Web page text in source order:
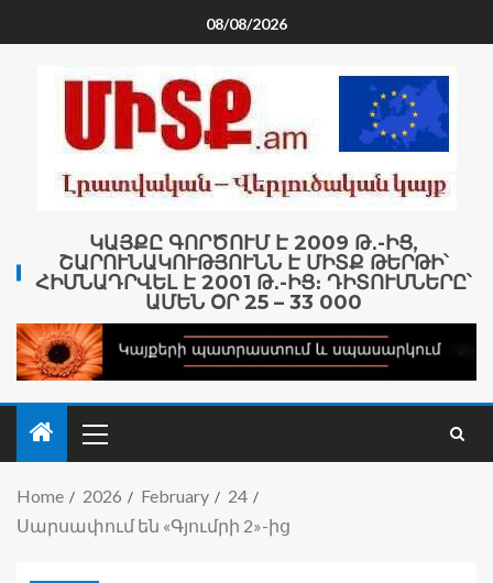
08/08/2026
ԿԱՅՔԸ ԳՈՐԾՈՒՄ Է 2009 Թ․-ԻՑ,
ՇԱՐՈՒՆԱԿՈՒԹՅՈՒՆՆ Է ՄԻՏՔ ԹԵՐԹԻ՝
ՀԻՄՆԱԴՐՎԵԼ Է 2001 Թ․-ԻՑ։ ԴԻՏՈՒՄՆԵՐԸ՝
ԱՄԵՆ ՕՐ 25 – 33 000
Home 2026 February
24
Սարսափում են «Գյումրի 2»-ից